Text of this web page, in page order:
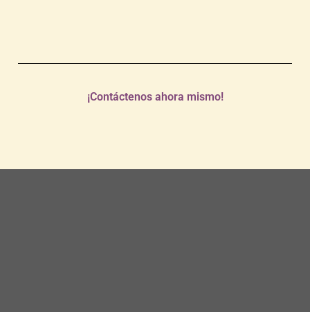
¡Contáctenos ahora mismo!